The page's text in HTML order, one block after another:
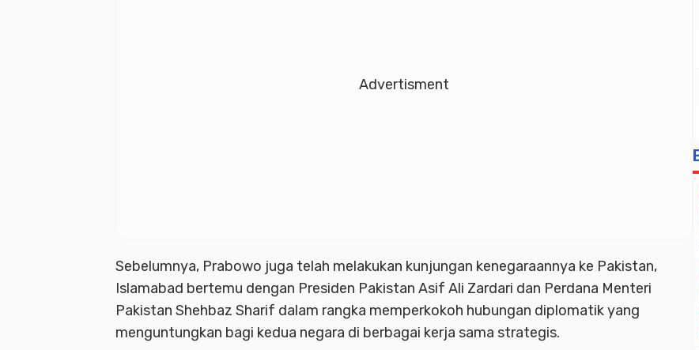
Advertisment
Sebelumnya, Prabowo juga telah melakukan kunjungan kenegaraannya ke Pakistan,
Islamabad bertemu dengan Presiden Pakistan Asif Ali Zardari dan Perdana Menteri
Pakistan Shehbaz Sharif dalam rangka memperkokoh hubungan diplomatik yang
menguntungkan bagi kedua negara di berbagai kerja sama strategis.